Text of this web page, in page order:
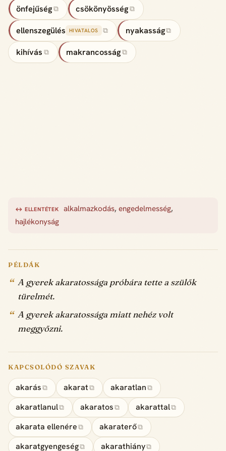
önfejűség ⧉ csökönyösség ⧉
ellenszegülés HIVATALOS ⧉ nyakasság⧉
kihívás ⧉ makrancosság ⧉
↔ ELLENTÉTEK alkalmazkodás,engedelmesség,
hajlékonyság
PÉLDÁK
A gyerek akaratossága próbára tette a szülők
türelmét.
A gyerek akaratossága miatt nehéz volt
meggyőzni.
KAPCSOLÓDÓ SZAVAK
akarás ⧉ akarat ⧉ akaratlan ⧉
akaratlanul⧉ akaratos ⧉ akarattal⧉
akarata ellenére ⧉ akaraterő⧉
akaratgyengeség⧉ akarathiány⧉